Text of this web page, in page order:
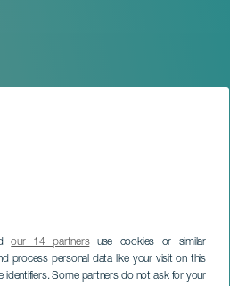
our 14 partnersuse cookies or similar
process personal data like your visit on this
identifiers. Some partners do not ask for your